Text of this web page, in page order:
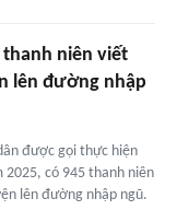
thanh niên viết
lên đường nhập
được gọi thực hiện
2025, có 945 thanh niên
lên đường nhập ngũ.